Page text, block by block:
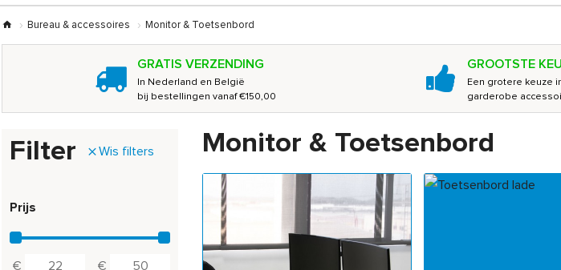
Bureau & accessoires Monitor & Toetsenbord
GRATIS VERZENDING
In Nederland en België
bij bestellingen vanaf €150,00
GROOTSTE
Een grotere keuze
garderobe
Filter Wis filters
Prijs
€ €
Monitor & Toetsenbord